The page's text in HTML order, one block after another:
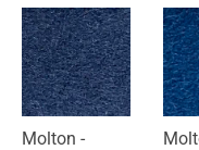
Molton -